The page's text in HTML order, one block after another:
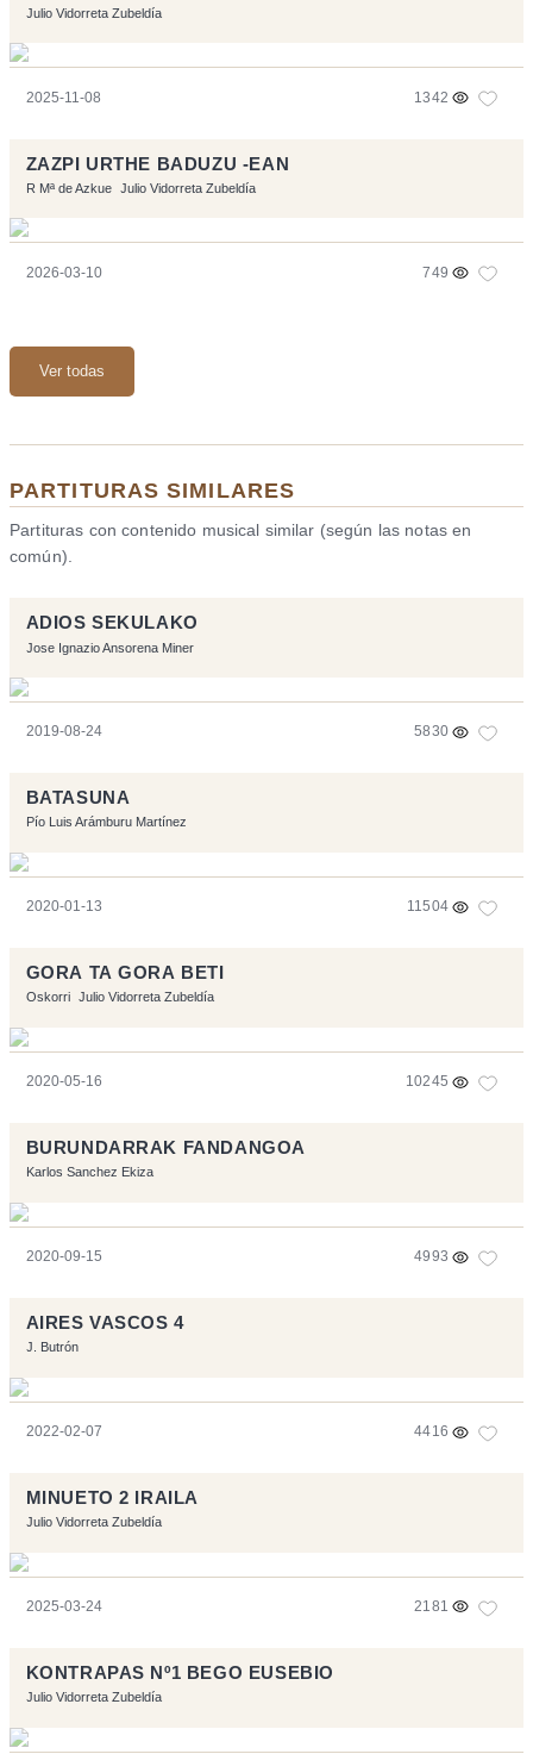
Julio Vidorreta Zubeldía
2025-11-08 1342
ZAZPI URTHE BADUZU -EAN
R Mª de Azkue Julio Vidorreta Zubeldía
2026-03-10 749
Ver todas
PARTITURAS SIMILARES
Partituras con contenido musical similar (según las notas en
común).
ADIOS SEKULAKO
Jose Ignazio Ansorena Miner
2019-08-24 5830
BATASUNA
Pío Luis Arámburu Martínez
2020-01-13 11504
GORA TA GORA BETI
Oskorri Julio Vidorreta Zubeldía
2020-05-16 10245
BURUNDARRAK FANDANGOA
Karlos Sanchez Ekiza
2020-09-15 4993
AIRES VASCOS 4
J. Butrón
2022-02-07 4416
MINUETO 2 IRAILA
Julio Vidorreta Zubeldía
2025-03-24 2181
KONTRAPAS Nº1 BEGO EUSEBIO
Julio Vidorreta Zubeldía